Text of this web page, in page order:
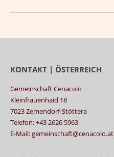
KONTAKT | ÖSTERREICH
Gemeinschaft Cenacolo
Kleinfrauenhaid 18
7023 Zemendorf-Stöttera
Telefon: +43 2626 5963
E-Mail: gemeinschaft@cenacolo.at